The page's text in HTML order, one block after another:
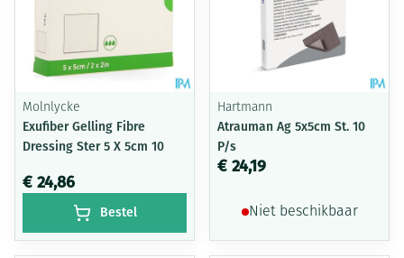
Molnlycke
Exufiber Gelling Fibre
Dressing Ster 5 X 5cm 10
€ 24,86
Bestel
Hartmann
Atrauman Ag 5x5cm St. 10
P/s
€ 24,19
Niet beschikbaar